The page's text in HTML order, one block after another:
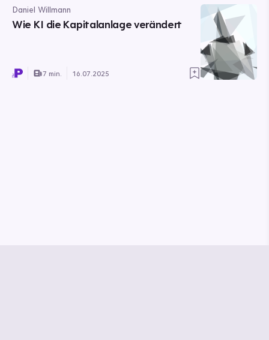
Daniel Willmann
Wie KI die Kapitalanlage verändert
7 min. 16.07.2025